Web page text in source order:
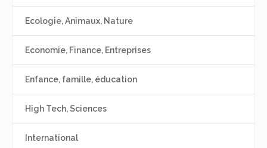
Ecologie, Animaux, Nature
Economie, Finance, Entreprises
Enfance, famille, éducation
High Tech, Sciences
International